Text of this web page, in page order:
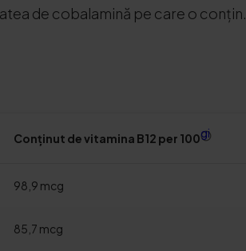
de cobalamină pe care o conțin.
Conținut de vitamina B12 per 100gi
98,9 mcg
85,7 mcg